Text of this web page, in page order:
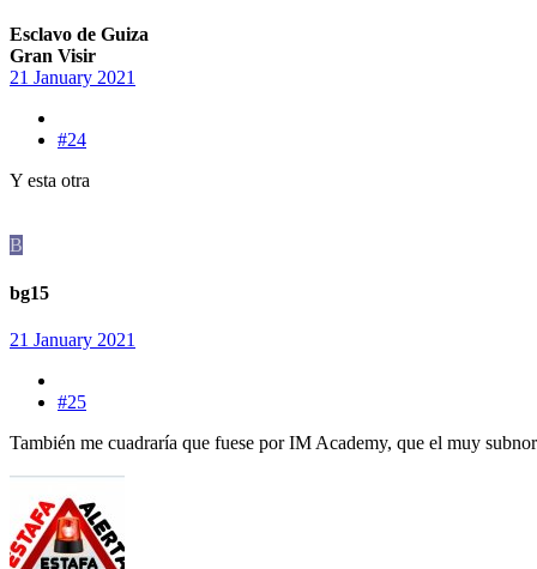
Esclavo de Guiza
Gran Visir
21 January 2021
#24
Y esta otra
B
bg15
21 January 2021
#25
También me cuadraría que fuese por IM Academy, que el muy